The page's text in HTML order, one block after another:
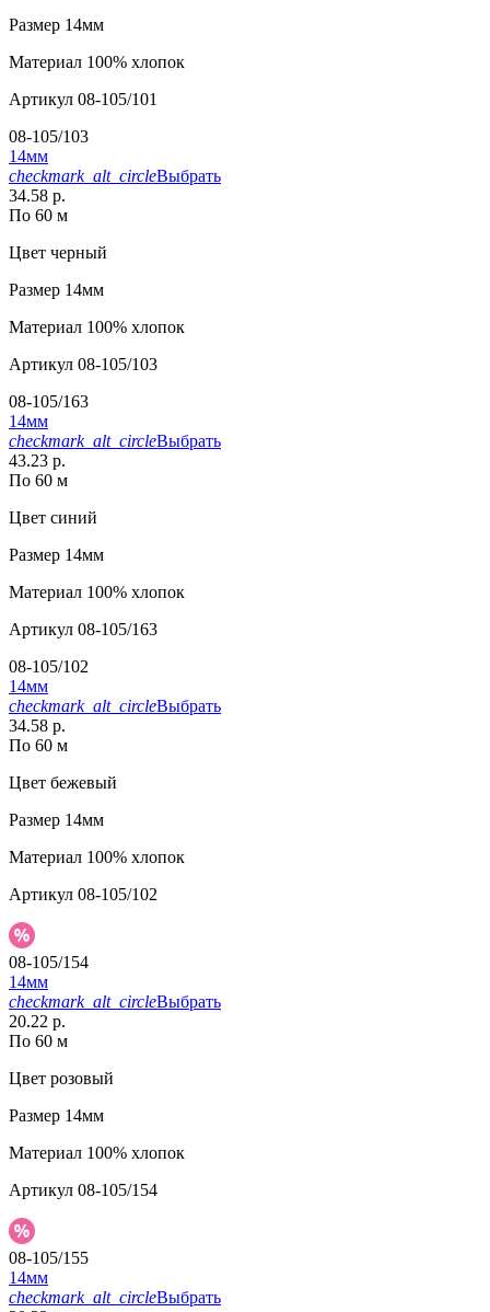
Размер 14мм
Материал 100% хлопок
Артикул 08-105/101
08-105/103
14мм
checkmark_alt_circleВыбрать
34.58 р.
По 60 м
Цвет черный
Размер 14мм
Материал 100% хлопок
Артикул 08-105/103
08-105/163
14мм
checkmark_alt_circleВыбрать
43.23 р.
По 60 м
Цвет синий
Размер 14мм
Материал 100% хлопок
Артикул 08-105/163
08-105/102
14мм
checkmark_alt_circleВыбрать
34.58 р.
По 60 м
Цвет бежевый
Размер 14мм
Материал 100% хлопок
Артикул 08-105/102
08-105/154
14мм
checkmark_alt_circleВыбрать
20.22 р.
По 60 м
Цвет розовый
Размер 14мм
Материал 100% хлопок
Артикул 08-105/154
08-105/155
14мм
checkmark_alt_circleВыбрать